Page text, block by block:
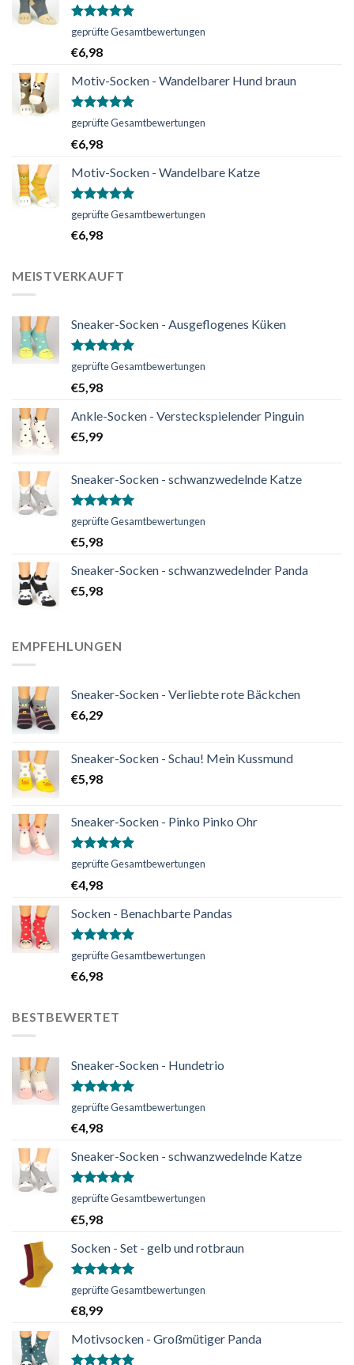
Bewertet
von 5
geprüfte Gesamtbewertungen
€6,98
Motiv-Socken - Wandelbarer Hund braun
Bewertet
von 5
geprüfte Gesamtbewertungen
€6,98
Motiv-Socken - Wandelbare Katze
Bewertet
von 5
geprüfte Gesamtbewertungen
€6,98
MEISTVERKAUFT
Sneaker-Socken - Ausgeflogenes Küken
Bewertet
von 5
geprüfte Gesamtbewertungen
€5,98
Ankle-Socken - Versteckspielender Pinguin
€5,99
Sneaker-Socken - schwanzwedelnde Katze
Bewertet
mit
von 5
geprüfte Gesamtbewertungen
€5,98
Sneaker-Socken - schwanzwedelnder Panda
€5,98
EMPFEHLUNGEN
Sneaker-Socken - Verliebte rote Bäckchen
€6,29
Sneaker-Socken - Schau! Mein Kussmund
€5,98
Sneaker-Socken - Pinko Pinko Ohr
Bewertet
von 5
geprüfte Gesamtbewertungen
€4,98
Socken - Benachbarte Pandas
Bewertet
mit
von 5
geprüfte Gesamtbewertungen
€6,98
BESTBEWERTET
Sneaker-Socken - Hundetrio
Bewertet
von 5
geprüfte Gesamtbewertungen
€4,98
Sneaker-Socken - schwanzwedelnde Katze
Bewertet
von 5
geprüfte Gesamtbewertungen
€5,98
Socken - Set - gelb und rotbraun
Bewertet
von 5
geprüfte Gesamtbewertungen
€8,99
Motivsocken - Großmütiger Panda